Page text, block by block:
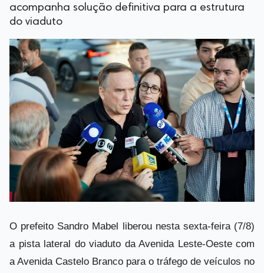
acompanha solução definitiva para a estrutura
do viaduto
O prefeito Sandro Mabel liberou nesta sexta-feira (7/8)
a pista lateral do viaduto da Avenida Leste-Oeste com
a Avenida Castelo Branco para o tráfego de veículos no